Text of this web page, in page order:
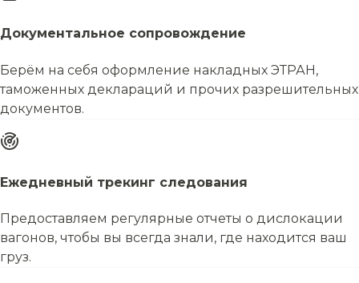
Документальное сопровождение
Берём на себя оформление накладных ЭТРАН,
таможенных деклараций и прочих разрешительных
документов.
Ежедневный трекинг следования
Предоставляем регулярные отчеты о дислокации
вагонов, чтобы вы всегда знали, где находится ваш
груз.